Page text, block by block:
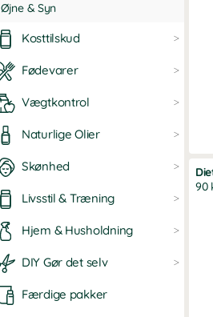
Øjne & Syn
Kosttilskud
Fødevarer
Vægtkontrol
Naturlige Olier
Skønhed
Livsstil & Træning
Hjem & Husholdning
DIY Gør det selv
Færdige pakker
at
90